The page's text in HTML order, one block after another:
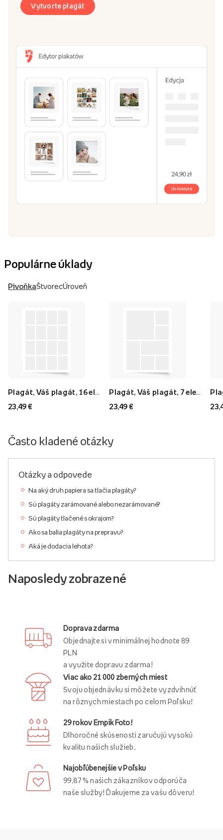
Vytvorte plagát
Populárne úklady
PivoňkaŠtvorecÚroveň
23,49 €
23,49 €
Často kladené otázky
Otázky a odpovede
Na aký druh papiera sa tlačia plagáty?
Sú plagáty zarámované alebo nezarámované?
Sú plagáty tlačené s okrajom?
Ako sa balia plagáty na prepravu?
Aká je dodacia lehota?
Naposledy zobrazené
Doprava zdarma
Objednajte si v minimálnej hodnote 89
PLN
a využite dopravu zdarma!
Viac ako 21 000 zberných miest
Svoju objednávku si môžete vyzdvihnúť
na rôznych miestach po celom Poľsku!
29 rokov Empik Foto!
Dlhoročné skúsenosti zaručujú vysokú
kvalitu našich služieb.
Najobľúbenejšie v Poľsku
99,87 % našich zákazníkov odporúča
naše služby! Ďakujeme za vašu dôveru!